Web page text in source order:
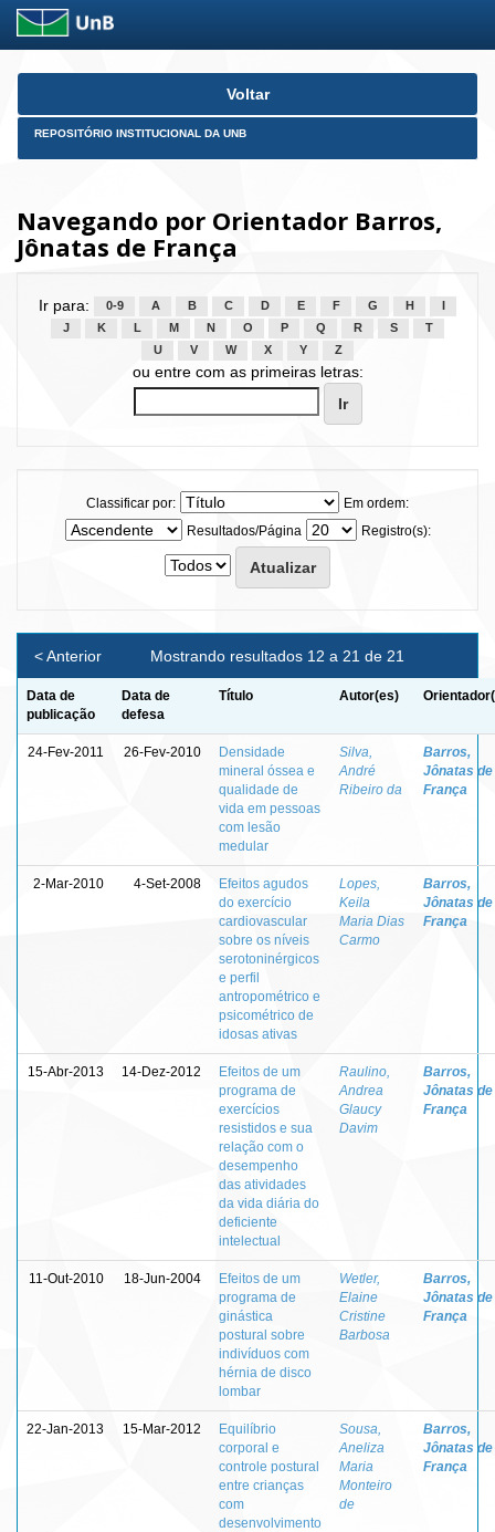
Skip
Voltar
REPOSITÓRIO INSTITUCIONAL DA UNB
Navegando por Orientador Barros,
Jônatas de França
Ir para: 0-9 A B C D E F G H
J
K L M N O P Q R S
T
U
V W X Y Z
ou entre com as primeiras letras:
Classificar por:
Em ordem:
Resultados/Página
Registro(s):
Mostrando resultados 12 a 21 de 21
< Anterior
Data de
publicação
Data de
defesa
Título Autor(es)
24-Fev-2011 26-Fev-2010
Densidade
mineral óssea e
qualidade de
vida em pessoas
com lesão
medular
Silva,
André
Ribeiro da
Barros,
Jônatas de
França
2-Mar-2010 4-Set-2008
Efeitos agudos
do exercício
cardiovascular
sobre os níveis
serotoninérgicos
e perfil
antropométrico e
psicométrico de
idosas ativas
Lopes,
Keila
Maria Dias
Carmo
Barros,
Jônatas de
França
15-Abr-2013 14-Dez-2012
Efeitos de um
programa de
exercícios
resistidos e sua
relação com o
desempenho
das atividades
da vida diária do
deficiente
intelectual
Raulino,
Andrea
Glaucy
Davim
Barros,
Jônatas de
França
11-Out-2010 18-Jun-2004
Efeitos de um
programa de
ginástica
postural sobre
indivíduos com
hérnia de disco
lombar
Wetler,
Elaine
Cristine
Barbosa
Barros,
Jônatas de
França
22-Jan-2013 15-Mar-2012
Equilíbrio
corporal e
controle postural
entre crianças
com
desenvolvimento
Sousa,
Aneliza
Maria
Monteiro
de
Barros,
Jônatas de
França